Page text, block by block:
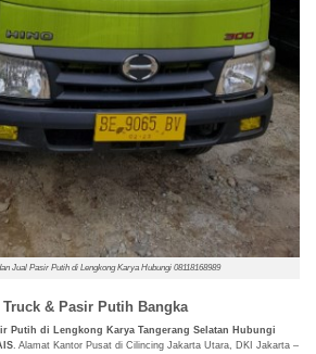
Jual Pasir Putih di Lengkong Karya Hubungi 08118168989
Truck & Pasir Putih Bangka
Putih di Lengkong Karya Tangerang Selatan Hubungi
. Alamat Kantor Pusat di Cilincing Jakarta Utara, DKI Jakarta –